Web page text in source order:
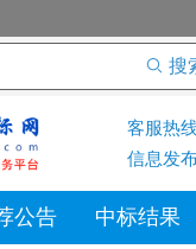
搜
客服热线
信息发布
公告 中标结果